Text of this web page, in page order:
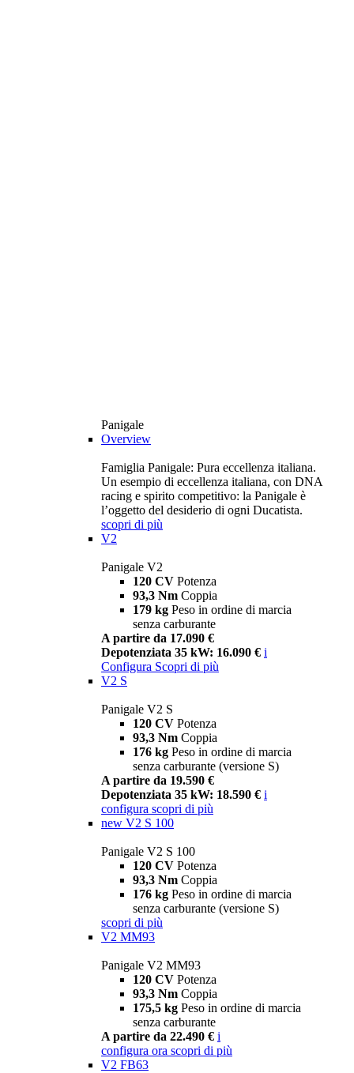
Panigale
Overview
Famiglia Panigale: Pura eccellenza italiana.
Un esempio di eccellenza italiana, con DNA
racing e spirito competitivo: la Panigale è
l’oggetto del desiderio di ogni Ducatista.
scopri di più
V2
Panigale V2
120 CV Potenza
93,3 Nm Coppia
179 kg Peso in ordine di marcia
senza carburante
A partire da 17.090 €
Depotenziata 35 kW: 16.090 € i
Configura Scopri di più
V2 S
Panigale V2 S
120 CV Potenza
93,3 Nm Coppia
176 kg Peso in ordine di marcia
senza carburante (versione S)
A partire da 19.590 €
Depotenziata 35 kW: 18.590 € i
configura scopri di più
new V2 S 100
Panigale V2 S 100
120 CV Potenza
93,3 Nm Coppia
176 kg Peso in ordine di marcia
senza carburante (versione S)
scopri di più
V2 MM93
Panigale V2 MM93
120 CV Potenza
93,3 Nm Coppia
175,5 kg Peso in ordine di marcia
senza carburante
A partire da 22.490 € i
configura ora scopri di più
V2 FB63